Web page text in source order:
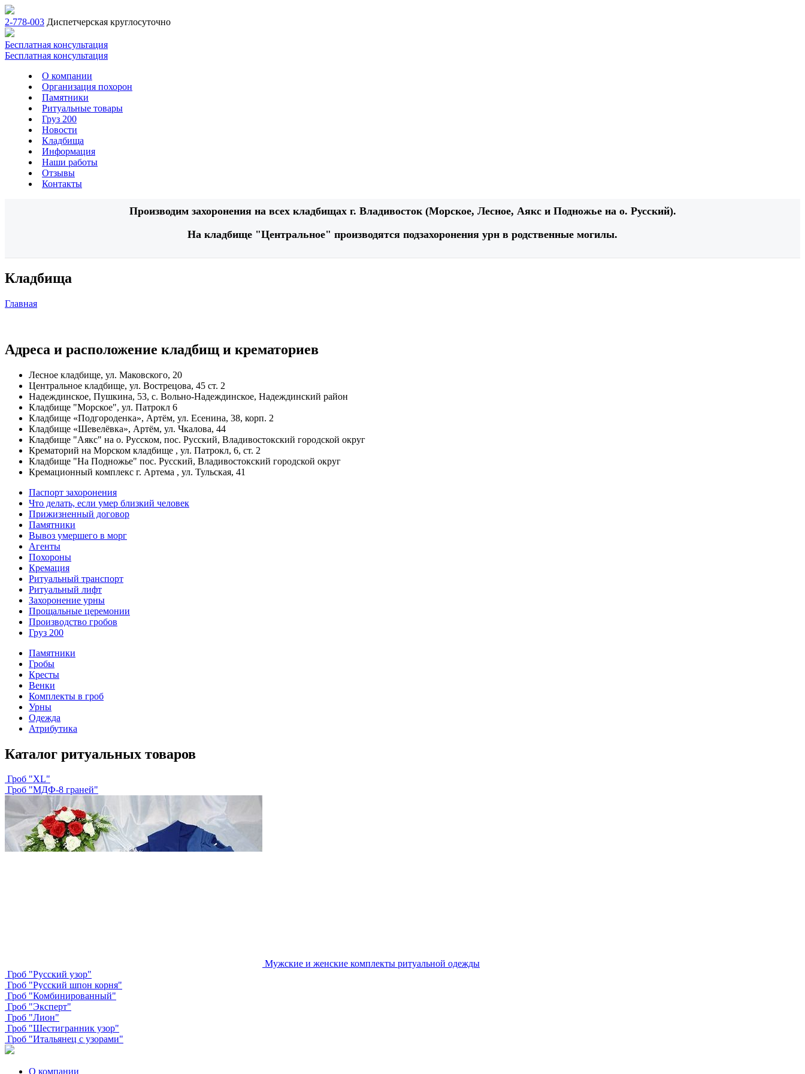
2-778-003 Диспетчерская круглосуточно
Бесплатная консультация
Бесплатная консультация
О компании
Организация похорон
Памятники
Ритуальные товары
Груз 200
Новости
Кладбища
Информация
Наши работы
Отзывы
Контакты
Производим захоронения на всех кладбищах г. Владивосток (Морское, Лесное, Аякс и Подножье на о. Русский).
На кладбище "Центральное" производятся подзахоронения урн в родственные могилы.
Кладбища
Главная
Адреса и расположение кладбищ и крематориев
Лесное кладбище, ул. Маковского, 20
Центральное кладбище, ул. Вострецова, 45 ст. 2
Надеждинское, ​Пушкина, 53, с. Вольно-Надеждинское, Надеждинский район
Кладбище "Морское", ул. Патрокл 6
Кладбище «Подгороденка», Артём, ул. Есенина, 38, корп. 2
Кладбище «Шевелёвка», Артём, ул. Чкалова, 44
Кладбище "Аякс" на о. Русском, пос. Русский, Владивостокский городской округ
Крематорий на Морском кладбище , ул. Патрокл, 6, ст. 2
Кладбище "На Подножье" пос. Русский, Владивостокский городской округ
Кремационный комплекс г. Артема , ​ул. Тульская, 41
Паспорт захоронения
Что делать, если умер близкий человек
Прижизненный договор
Памятники
Вывоз умершего в морг
Агенты
Похороны
Кремация
Ритуальный транспорт
Ритуальный лифт
Захоронение урны
Прощальные церемонии
Производство гробов
Груз 200
Памятники
Гробы
Кресты
Венки
Комплекты в гроб
Урны
Одежда
Атрибутика
Каталог ритуальных товаров
Гроб "XL"
Гроб "МДФ-8 граней"
Мужские и женские комплекты ритуальной одежды
Гроб "Русский узор"
Гроб "Русский шпон корня"
Гроб "Комбинированный"
Гроб "Эксперт"
Гроб "Лион"
Гроб "Шестигранник узор"
Гроб "Итальянец с узорами"
О компании